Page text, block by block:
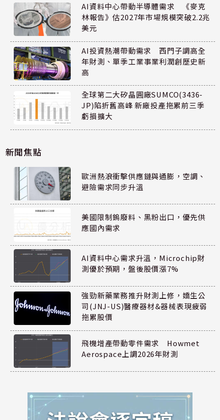
AI資料中心帶動半導體需求 《麥克
林報告》估2027年市場規模突破2.2兆
美元
AI投資熱潮帶動需求 西門子調高全
年財測、單季工業事業利潤創歷史新
高
全球第二大矽晶圓廠SUMCO(3436-
JP)陷折舊高峰 新廠投產拖累前三季
虧損擴大
新聞焦點
歐洲熱浪衝擊供應鏈與通膨，空調、
避險需求同步升溫
美國限制鎢廢料、黑粉出口，優先供
應國內需求
AI資料中心需求升溫，Microchip財
測優於預期，盤後股價漲7%
強勁新藥業務推升財測上修，嬌生公
司(JNJ-US)醫療器材&器械表現疲弱
拖累股價
飛機增產帶動零件需求 Howmet
Aerospace上調2026年財測